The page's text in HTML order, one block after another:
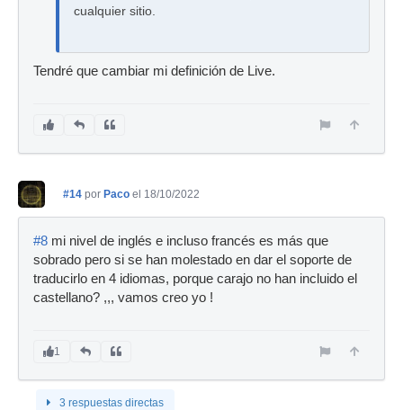
cualquier sitio.
Tendré que cambiar mi definición de Live.
#14 por Paco el 18/10/2022
#8 mi nivel de inglés e incluso francés es más que
sobrado pero si se han molestado en dar el soporte de
traducirlo en 4 idiomas, porque carajo no han incluido el
castellano? ,,, vamos creo yo !
1
3 respuestas directas